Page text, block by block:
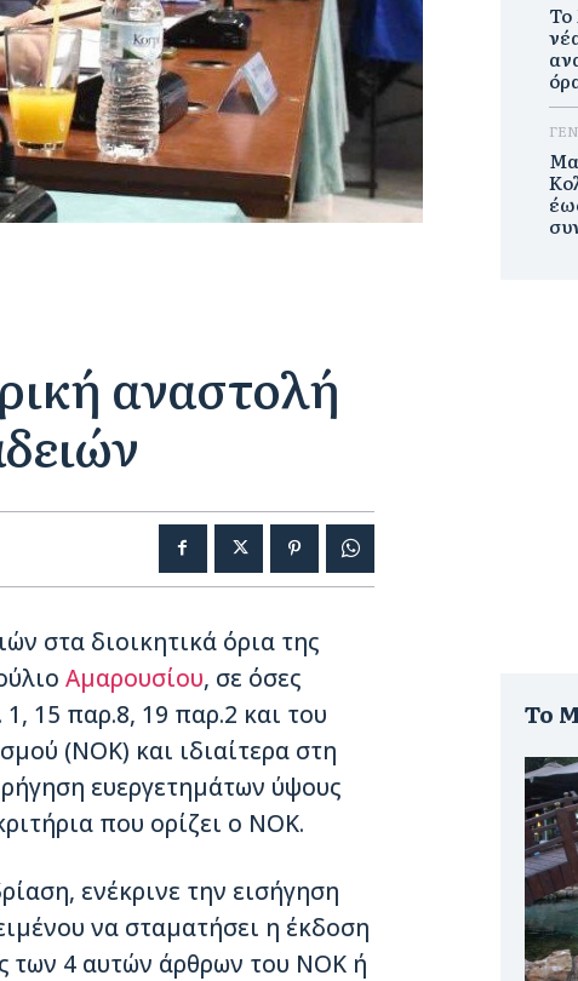
αναστολή
στα διοικητικά όρια της
Αμαρουσίου, σε όσες
15 παρ.8, 19 παρ.2 και του
(ΝΟΚ) και ιδιαίτερα στη
ευεργετημάτων ύψους
που ορίζει ο ΝΟΚ.
ενέκρινε την εισήγηση
να σταματήσει η έκδοση
των 4 αυτών άρθρων του ΝΟΚ ή
Το
To